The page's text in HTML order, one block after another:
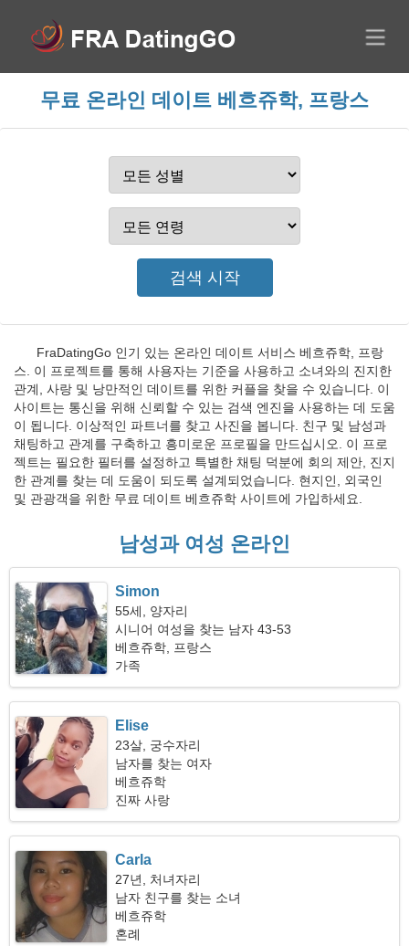
무료 온라인 데이트 베흐쥬학, 프랑스
FraDatingGo 인기 있는 온라인 데이트 서비스 베흐쥬학, 프랑
스. 이 프로젝트를 통해 사용자는 기준을 사용하고 소녀와의 진지한
관계, 사랑 및 낭만적인 데이트를 위한 커플을 찾을 수 있습니다. 이
사이트는 통신을 위해 신뢰할 수 있는 검색 엔진을 사용하는 데 도움
이 됩니다. 이상적인 파트너를 찾고 사진을 봅니다. 친구 및 남성과
채팅하고 관계를 구축하고 흥미로운 프로필을 만드십시오. 이 프로
젝트는 필요한 필터를 설정하고 특별한 채팅 덕분에 회의 제안, 진지
한 관계를 찾는 데 도움이 되도록 설계되었습니다. 현지인, 외국인
및 관광객을 위한 무료 데이트 베흐쥬학 사이트에 가입하세요.
남성과 여성 온라인
Simon
55세, 양자리
시니어 여성을 찾는 남자 43-53
베흐쥬학, 프랑스
가족
Elise
23살, 궁수자리
남자를 찾는 여자
베흐쥬학
진짜 사랑
Carla
27년, 처녀자리
남자 친구를 찾는 소녀
베흐쥬학
혼례